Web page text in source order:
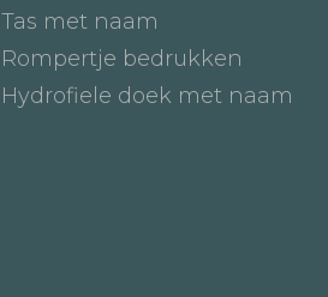
Tas met naam
Rompertje bedrukken
Hydrofiele doek met naam